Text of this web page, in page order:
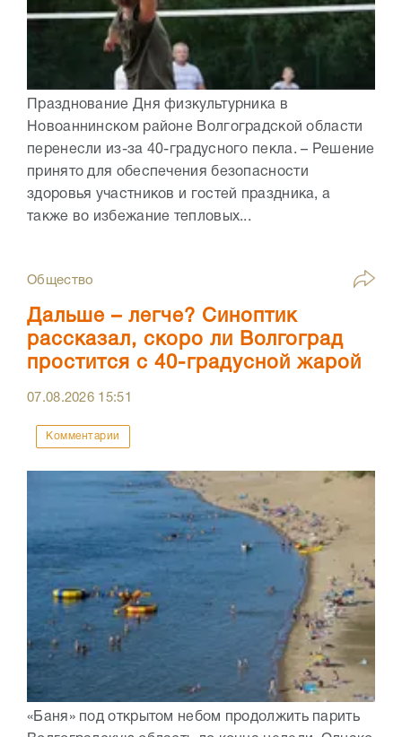
Празднование Дня физкультурника в
Новоаннинском районе Волгоградской области
перенесли из-за 40-градусного пекла. – Решение
принято для обеспечения безопасности
здоровья участников и гостей праздника, а
также во избежание тепловых...
Общество
Дальше – легче? Синоптик
рассказал, скоро ли Волгоград
простится с 40-градусной жарой
07.08.2026 15:51
Комментарии
«Баня» под открытом небом продолжить парить